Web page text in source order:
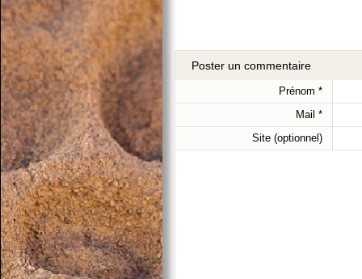
Poster un commentaire
Prénom *
Mail *
Site (optionnel)